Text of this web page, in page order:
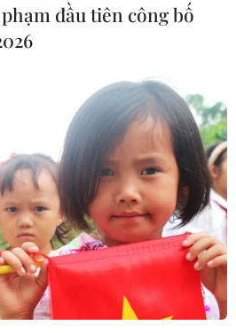
phục hậu quả bão số 1,
điện cho Cô Tô
kèm gió giật cấp 9-10 đã làm
đầu tiên công bố